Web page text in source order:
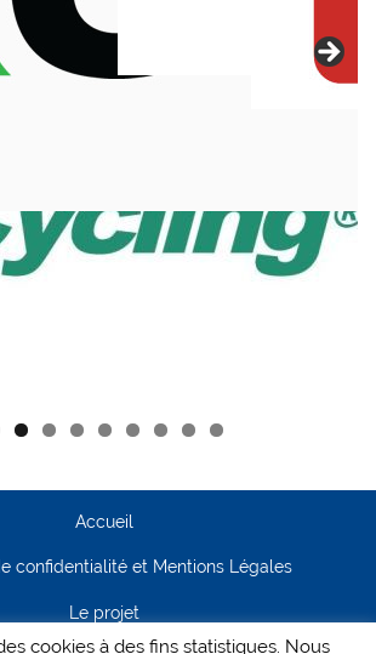
Accueil
confidentialité et Mentions Légales
Le projet
cookies à des fins statistiques. Nous